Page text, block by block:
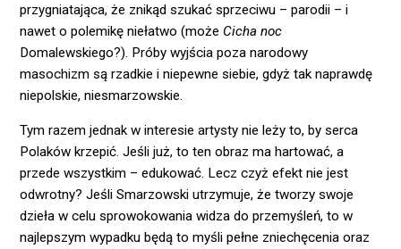
przygniatająca, że znikąd szukać sprzeciwu – parodii – i
nawet o polemikę niełatwo (może Cicha noc
Domalewskiego?). Próby wyjścia poza narodowy
masochizm są rzadkie i niepewne siebie, gdyż tak naprawdę
niepolskie, niesmarzowskie.
Tym razem jednak w interesie artysty nie leży to, by serca
Polaków krzepić. Jeśli już, to ten obraz ma hartować, a
przede wszystkim – edukować. Lecz czyż efekt nie jest
odwrotny? Jeśli Smarzowski utrzymuje, że tworzy swoje
dzieła w celu sprowokowania widza do przemyśleń, to w
najlepszym wypadku będą to myśli pełne zniechęcenia oraz